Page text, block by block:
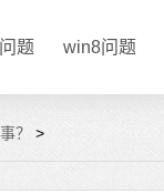
题 win8问题
？ >